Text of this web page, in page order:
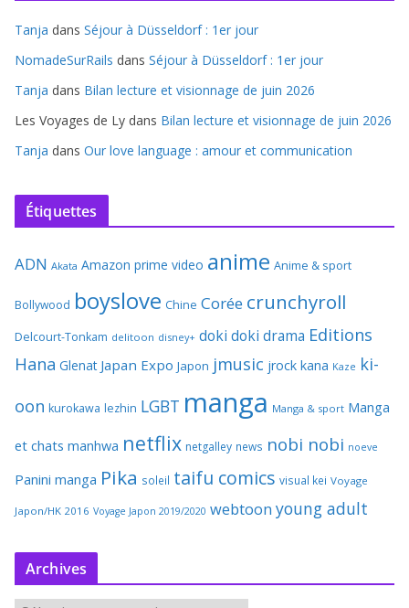
Tanja dans Séjour à Düsseldorf : 1er jour
NomadeSurRails dans Séjour à Düsseldorf : 1er jour
Tanja dans Bilan lecture et visionnage de juin 2026
Les Voyages de Ly dans Bilan lecture et visionnage de juin 2026
Tanja dans Our love language : amour et communication
Étiquettes
ADN Akata Amazon prime video anime Anime & sport
Bollywood boyslove Chine Corée crunchyroll
Delcourt-Tonkam delitoon disney+ doki doki drama Editions
Hana Glenat Japan Expo Japon jmusic jrock kana Kaze ki-
oon kurokawa lezhin LGBT manga Manga & sport Manga
et chats manhwa netflix netgalley news nobi nobi noeve
Panini manga Pika soleil taifu comics visual kei Voyage
Japon/HK 2016 Voyage Japon 2019/2020 webtoon young adult
Archives